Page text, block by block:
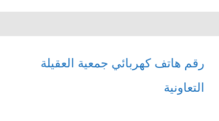
رقم هاتف كهربائي جمعية العقيلة
التعاونية